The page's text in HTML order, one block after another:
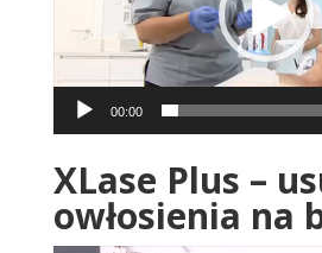
00:00
XLase Plus – u
owłosienia na